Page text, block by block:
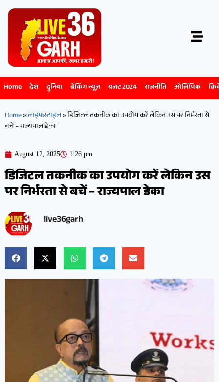
Home देश दुनिया ब्रेकिंग न्यूज़ बजट 2024 राजनीति ओलिंपिक
Home»लाइफस्टाइल»डिजिटल तकनीक का उपयोग करें लेकिन उस पर निर्भरता से
बचें – राज्यपाल डेका
August 12, 2025 1:26 pm
डिजिटल तकनीक का उपयोग करें लेकिन उस
पर निर्भरता से बचें – राज्यपाल डेका
live36garh